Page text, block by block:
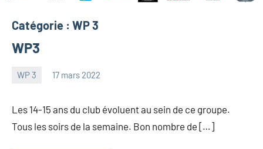
Catégorie : WP 3
WP3
WP 3 17 mars 2022
Les 14-15 ans du club évoluent au sein de ce groupe.
Tous les soirs de la semaine. Bon nombre de […]